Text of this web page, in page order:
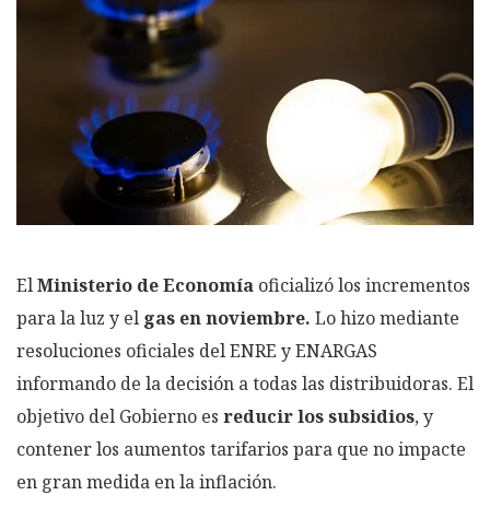
ElMinisterio de Economía oficializó los incrementos
para la luz y el gas en noviembre. Lo hizo mediante
resoluciones oficiales del ENRE y ENARGAS
informando de la decisión a todas las distribuidoras. El
objetivo del Gobierno es reducir los subsidios, y
contener los aumentos tarifarios para que no impacte
en gran medida en la inflación.